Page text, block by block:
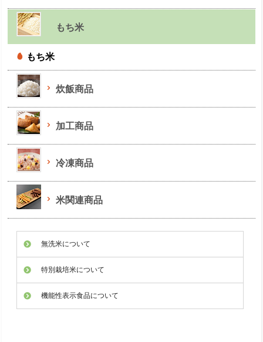
もち米
もち米
炊飯商品
加工商品
冷凍商品
米関連商品
無洗米について
特別栽培米について
機能性表示食品について